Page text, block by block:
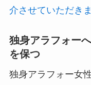
介させていただきま
独身アラフォー
を保つ
独身アラフォー女